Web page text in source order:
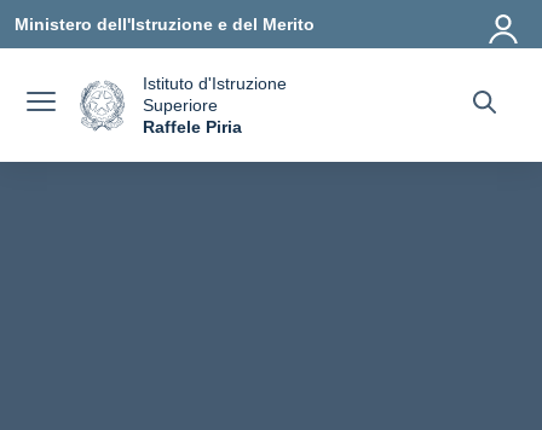
Ministero dell'Istruzione e del Merito
Istituto d'Istruzione
Superiore
Raffele Piria